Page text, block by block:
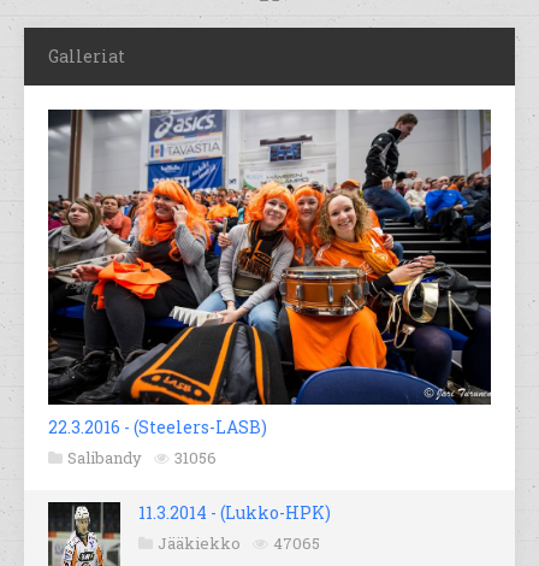
Galleriat
22.3.2016 - (Steelers-LASB)
Salibandy 31056
11.3.2014 - (Lukko-HPK)
Jääkiekko 47065